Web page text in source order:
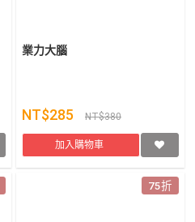
業力大腦
NT$285 NT$380
加入購物車
75折